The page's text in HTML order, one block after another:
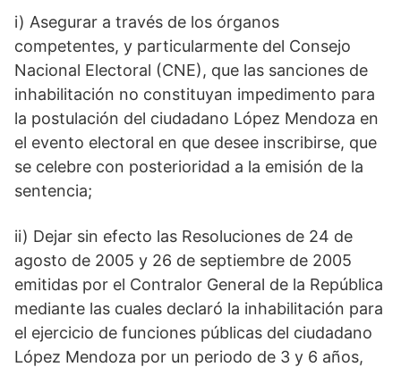
i) Asegurar a través de los órganos
competentes, y particularmente del Consejo
Nacional Electoral (CNE), que las sanciones de
inhabilitación no constituyan impedimento para
la postulación del ciudadano López Mendoza en
el evento electoral en que desee inscribirse, que
se celebre con posterioridad a la emisión de la
sentencia;
ii) Dejar sin efecto las Resoluciones de 24 de
agosto de 2005 y 26 de septiembre de 2005
emitidas por el Contralor General de la República
mediante las cuales declaró la inhabilitación para
el ejercicio de funciones públicas del ciudadano
López Mendoza por un periodo de 3 y 6 años,